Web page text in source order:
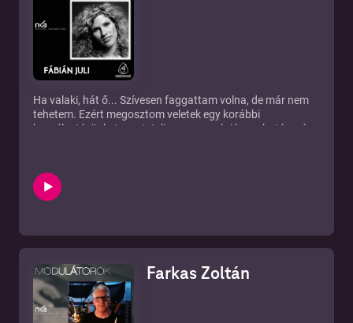
Ha valaki, hát ő... Szívesen faggattam volna, de már nem
tehetem. Ezért megosztom veletek egy korábbi
beszélgetésünket, mert Juli eme generáció meghatározó
Farkas Zoltán